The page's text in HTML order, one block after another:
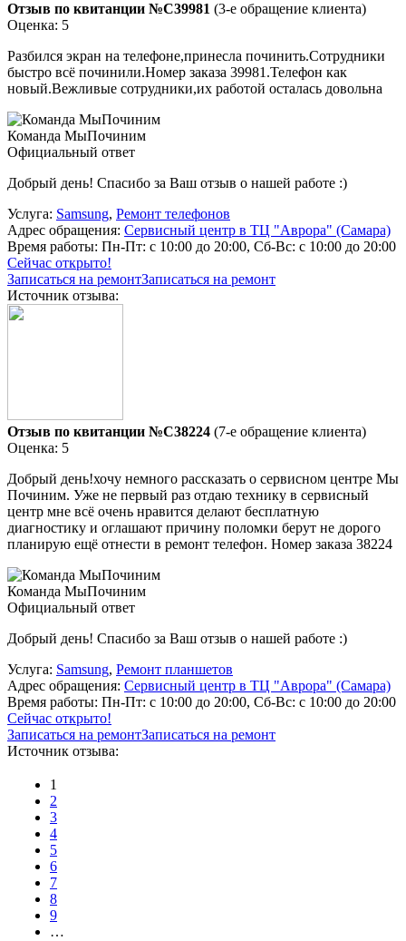
Отзыв по квитанции №C39981 (3-е обращение клиента)
Оценка: 5
Разбился экран на телефоне,принесла починить.Сотрудники
быстро всё починили.Номер заказа 39981.Телефон как
новый.Вежливые сотрудники,их работой осталась довольна
Команда МыПочиним
Официальный ответ
Добрый день! Спасибо за Ваш отзыв о нашей работе :)
Услуга: Samsung, Ремонт телефонов
Адрес обращения: Сервисный центр в ТЦ "Аврора" (Самара)
Время работы: Пн-Пт: с 10:00 до 20:00, Сб-Вс: с 10:00 до 20:00
Сейчас открыто!
Записаться на ремонтЗаписаться на ремонт
Источник отзыва:
Отзыв по квитанции №C38224 (7-е обращение клиента)
Оценка: 5
Добрый день!хочу немного рассказать о сервисном центре Мы
Починим. Уже не первый раз отдаю технику в сервисный
центр мне всё очень нравится делают бесплатную
диагностику и оглашают причину поломки берут не дорого
планирую ещё отнести в ремонт телефон. Номер заказа 38224
Команда МыПочиним
Официальный ответ
Добрый день! Спасибо за Ваш отзыв о нашей работе :)
Услуга: Samsung, Ремонт планшетов
Адрес обращения: Сервисный центр в ТЦ "Аврора" (Самара)
Время работы: Пн-Пт: с 10:00 до 20:00, Сб-Вс: с 10:00 до 20:00
Сейчас открыто!
Записаться на ремонтЗаписаться на ремонт
Источник отзыва:
1
2
3
4
5
6
7
8
9
…